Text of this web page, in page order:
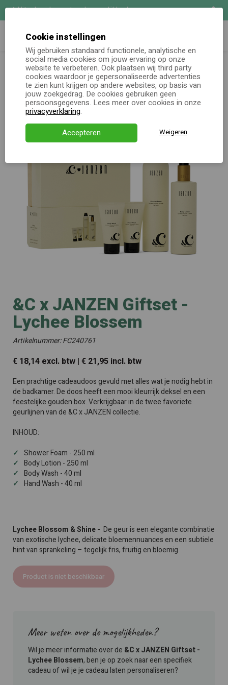
Uitgebreide maatwerk mogelijkheden
Online keuzecadeau
Kerstpakketten
Alle momenten
Verjaardagsservice
Direct bestellen
Zoeken
&C x JANZEN Giftset - Lychee Blossem
&C x JANZEN Giftset -
Lychee Blossem
Artikelnummer: FC240761
€ 18,14 excl. btw | € 21,95 incl. btw
Een prachtige cadeaudoos gevuld met alles wat je nodig hebt in
de badkamer. De doos heeft een mooi kleurrijk deksel en een
feestelijke gouden box. Verkrijgbaar in de twee favoriete
geurlijnen van de &C x JANZEN collectie.
INHOUD:
Shower Foam - 250 ml
Body Lotion - 250 ml
Body Wash - 40 ml
Hand Wash - 40 ml
Lychee Blossom & Shine - De geur is een elegante combinatie
van exotische lychee, delicate bloemennuances en een subtiele
hint van sprankeling – tegelijk fris, fruitig en bloemig
Product is niet beschikbaar
Meer weten over de mogelijkheden?
Wil je meer informatie over de &C x JANZEN Giftset -
Lychee Blossem, ben je op zoek naar een specifiek
cadeau of wil je je cadeau laten personaliseren?
Cookie instellingen
Wij gebruiken standaard functionele, analytische en
social media cookies om jouw ervaring op onze
website te verbeteren. Ook plaatsen wij third party
cookies waardoor je gepersonaliseerde advertenties
te zien kunt krijgen op andere websites, op basis van
jouw zoekgedrag. De cookies gebruiken geen
persoonsgegevens. Lees meer over cookies in onze
privacyverklaring.
Accepteren
Weigeren